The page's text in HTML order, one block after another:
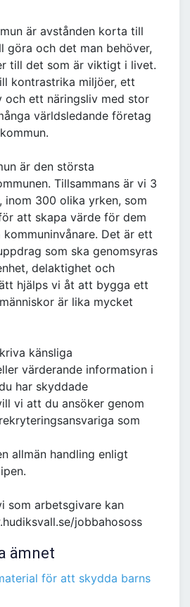
är avstånden korta till
göra och det man behöver,
till det som är viktigt i livet.
kontrastrika miljöer, ett
och ett näringsliv med stor
världsledande företag
är den största
Tillsammans är vi 3
inom 300 olika yrken, som
att skapa värde för dem
Det är ett
som ska genomsyras
delaktighet och
hjälps vi åt att bygga ett
är lika mycket
känsliga
värderande information i
har skyddade
vi att du ansöker genom
som
allmän handling enligt
som arbetsgivare kan
jobbahososs
ämnet
för att skydda barns